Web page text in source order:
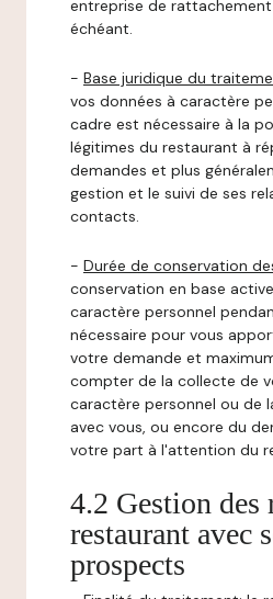
entreprise de
échéant.
- Base juridique du
vos données à caractère
cadre est nécessaire à la
légitimes du restaurant à
demandes et plus
gestion et le suivi de ses
contacts.
- Durée de conservation
conservation en base
caractère personnel
nécessaire pour vous
votre demande et
compter de la collecte de
caractère personnel ou de
avec vous, ou encore du
votre part à l'attention du
4.2 Gestion des
restaurant avec
prospects